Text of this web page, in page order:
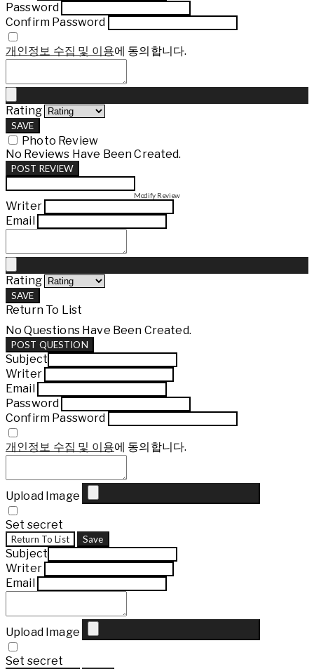
Password
Confirm Password
개인정보 수집 및 이용에 동의합니다.
Rating
SAVE
Photo Review
No Reviews Have Been Created.
POST REVIEW
Modify Review
Writer
Email
Rating
SAVE
Return To List
No Questions Have Been Created.
POST QUESTION
Subject
Writer
Email
Password
Confirm Password
개인정보 수집 및 이용에 동의합니다.
Upload Image
Set secret
Return To List Save
Subject
Writer
Email
Upload Image
Set secret